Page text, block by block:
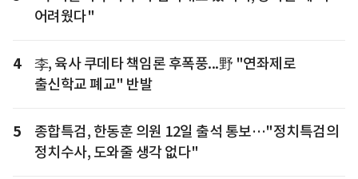
어려웠다"
4
李, 육사 쿠데타 책임론 후폭풍...野 "연좌제로
출신학교 폐교" 반발
5
종합특검, 한동훈 의원 12일 출석 통보…"정치특검의
정치수사, 도와줄 생각 없다"